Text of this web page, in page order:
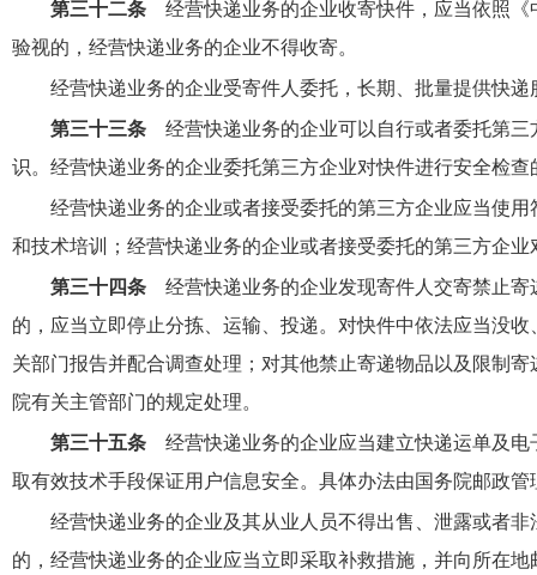
第三十二条经营快递业务的企业收寄快件，应当依照《
验视的，经营快递业务的企业不得收寄。
经营快递业务的企业受寄件人委托，长期、批量提供快
第三十三条经营快递业务的企业可以自行或者委托第三
识。经营快递业务的企业委托第三方企业对快件进行安全检
经营快递业务的企业或者接受委托的第三方企业应当使
和技术培训；经营快递业务的企业或者接受委托的第三方企
第三十四条经营快递业务的企业发现寄件人交寄禁止寄
的，应当立即停止分拣、运输、投递。对快件中依法应当没
关部门报告并配合调查处理；对其他禁止寄递物品以及限制
院有关主管部门的规定处理。
第三十五条经营快递业务的企业应当建立快递运单及电
取有效技术手段保证用户信息安全。具体办法由国务院邮政
经营快递业务的企业及其从业人员不得出售、泄露或者
的，经营快递业务的企业应当立即采取补救措施，并向所在